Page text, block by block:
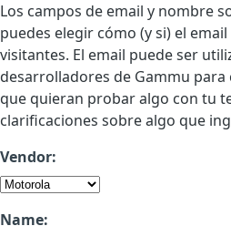
Los campos de email y nombre
puedes elegir cómo (y si) el
visitantes. El email puede ser
desarrolladores de Gammu para
que quieran probar algo con tu
clarificaciones sobre algo que
Vendor:
Name: